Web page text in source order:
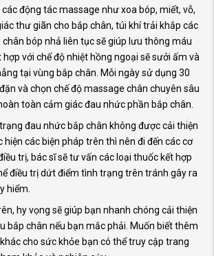
động tác massage như xoa bóp, miết, vỗ,
thư giãn cho bắp chân, túi khí trải khắp các
bóp nhả liên tục sẽ giúp lưu thông máu
với chế độ nhiệt hồng ngoại sẽ sưởi ấm và
tại vùng bắp chân. Mỗi ngày sử dụng 30
và chọn chế độ massage chân chuyên sâu
toàn cảm giác đau nhức phần bắp chân.
đau nhức bắp chân không được cải thiện
các biện pháp trên thì nên đi đến các cơ
trị, bác sĩ sẽ tư vấn các loại thuốc kết hợp
điều trị dứt điểm tình trạng trên tránh gây ra
hiểm.
hy vọng sẽ giúp bạn nhanh chóng cải thiện
bắp chân nếu bạn mắc phải. Muốn biết thêm
cho sức khỏe bạn có thể truy cập trang